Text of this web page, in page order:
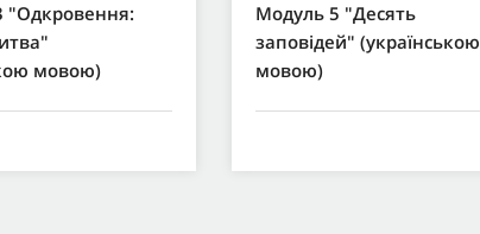
"Одкровення:
мовою)
Модуль 5 "Десять
заповідей" (українською
мовою)